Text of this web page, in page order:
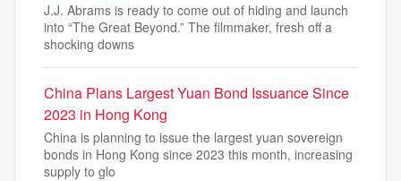
J.J. Abrams is ready to come out of hiding and launch
into “The Great Beyond.” The filmmaker, fresh off a
shocking downs
China Plans Largest Yuan Bond Issuance Since
2023 in Hong Kong
China is planning to issue the largest yuan sovereign
bonds in Hong Kong since 2023 this month, increasing
supply to glo